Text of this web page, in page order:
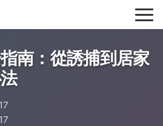
南：從誘捕到居家